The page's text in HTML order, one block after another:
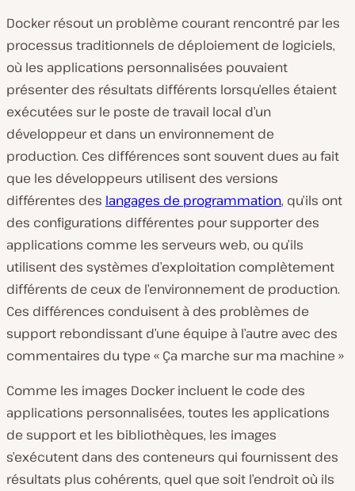
Docker résout un problème courant rencontré par les
processus traditionnels de déploiement de logiciels,
où les applications personnalisées pouvaient
présenter des résultats différents lorsqu’elles étaient
exécutées sur le poste de travail local d’un
développeur et dans un environnement de
production. Ces différences sont souvent dues au fait
que les développeurs utilisent des versions
différentes des langages de programmation, qu’ils ont
des configurations différentes pour supporter des
applications comme les serveurs web, ou qu’ils
utilisent des systèmes d’exploitation complètement
différents de ceux de l’environnement de production.
Ces différences conduisent à des problèmes de
support rebondissant d’une équipe à l’autre avec des
commentaires du type « Ça marche sur ma machine »
Comme les images Docker incluent le code des
applications personnalisées, toutes les applications
de support et les bibliothèques, les images
s’exécutent dans des conteneurs qui fournissent des
résultats plus cohérents, quel que soit l’endroit où ils